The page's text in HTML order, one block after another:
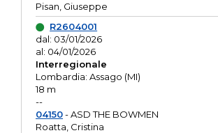
Pisan, Giuseppe
R2604001
dal: 03/01/2026
al: 04/01/2026
Interregionale
Lombardia: Assago (MI)
18 m
--
04150- ASD THE BOWMEN
Roatta, Cristina